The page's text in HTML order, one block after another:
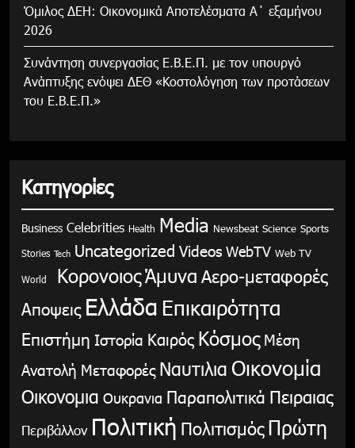
Όμιλος ΔΕΗ: Οικονομικά Αποτελέσματα Α΄ εξαμήνου
2026
Συνάντηση συνεργασίας Ε.Β.Ε.Π. με τον υπουργό
Ανάπτυξης ενόψει ΔΕΘ «Κοστολόγηση των προτάσεων
του Ε.Β.Ε.Π.»
Κατηγορίες
Business Celebrities Health Media Newsbeat Science Sports
Stories Tech Uncategorized Videos WebTV Web TV
World ΚορονοιοςΆμυνα Αερο-μεταφορές
Αποψεις Ελλάδα Επικαιρότητα
Επιστήμη Ιστορία Καιρός Κόσμος Μέση
Ανατολή Μεταφορές Ναυτιλια Οικονομία
Οικονομια Ουκρανια Παραπολιτικά Πειραιας
Περιβάλλον Πολιτική Πολιτισμός Πρώτη